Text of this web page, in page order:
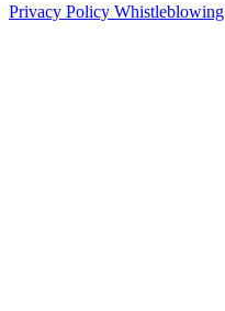
Privacy Policy Whistleblowing